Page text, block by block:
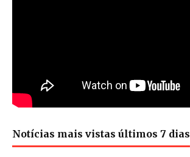
Notícias mais vistas últimos 7 dias